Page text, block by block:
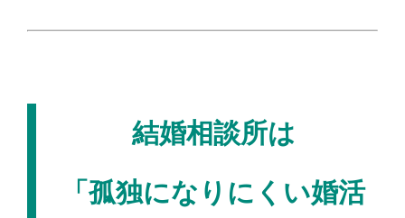
結婚相談所は
「孤独になりにくい婚活